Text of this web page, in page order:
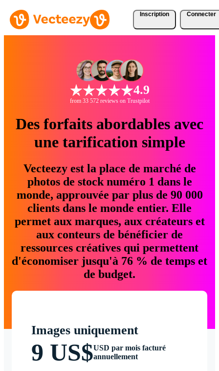
Inscription Connecter
4.9
from 33 572 reviews on Trustpilot
Des forfaits abordables avec
une tarification simple
Vecteezy est la place de marché de
photos de stock numéro 1 dans le
monde, approuvée par plus de 90 000
clients dans le monde entier. Elle
permet aux marques, aux créateurs et
aux conteurs de bénéficier de
ressources créatives qui permettent
d'économiser jusqu'à 76 % de temps et
de budget.
Images uniquement
9 US$USD par mois facturé
annuellement